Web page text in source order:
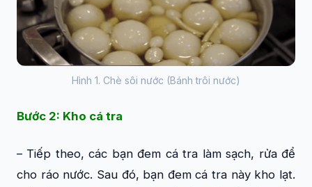
Hình 1. Chè sôi nước (Bánh trôi nước)
Bước 2: Kho cá tra
– Tiếp theo, các bạn đem cá tra làm sạch, rửa để
cho ráo nước. Sau đó, bạn đem cá tra này kho lạt.